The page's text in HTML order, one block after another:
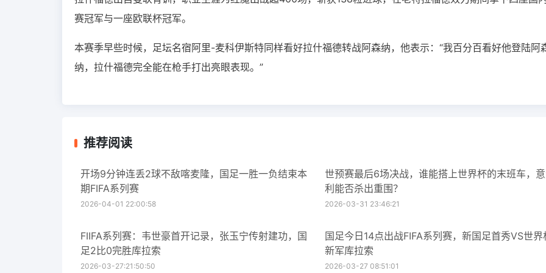
赛冠军与一座欧联杯冠军。
本赛季早些时候，足坛名宿阿里-麦科伊斯特同样看好拉什福德转战阿森纳，他表示：“我百分百看好他登陆阿
纳，拉什福德完全能在枪手打出亮眼表现。”
推荐阅读
开场9分钟连丢2球不敌喀麦隆，国足一胜一负结束本
期FIFA系列赛
2026-04-01 22:00:58
世预赛最后6场决战，谁能搭上世界杯的末班车，
利能否杀出重围？
2026-03-31 23:46:21
FIIFA系列赛：韦世豪首开记录，张玉宁传射建功，国
足2比0完胜库拉索
2026-03-27:21:50:50
国足今日14点出战FIFA系列赛，新国足首秀VS世界
新军库拉索
2026-03-27 08:51:01